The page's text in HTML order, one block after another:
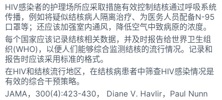
HIV感染者的护理场所应采取措施有效控制结核通过呼吸系统
传播，例如将疑似结核病人隔离治疗、为医务人员配备N-95
口罩等；还应该加强室内通风，降低空气中致病原的浓度。
每个国家应该记录结核相关数据，并及时报告给世界卫生组
织(WHO)，以便人们能够综合监测结核的流行情况。记录和
报告时应该采用标准的格式。
在HIV和结核流行地区，在结核病患者中筛查HIV感染情况是
有效的综合干预策略。
JAMA，300(4):423-430， Diane V. Havlir，Paul Nunn